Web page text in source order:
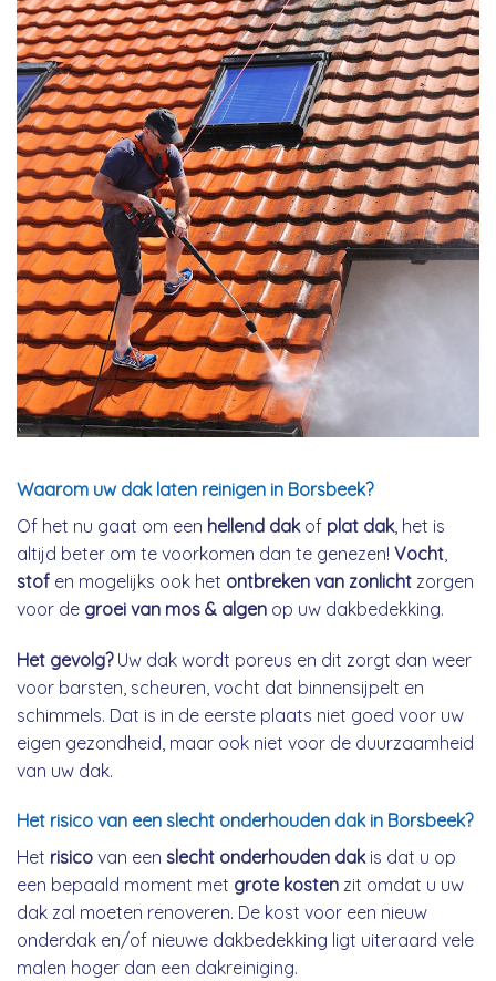
Waarom uw dak laten reinigen in Borsbeek?
Of het nu gaat om een hellend dakof plat dak, het is
altijd beter om te voorkomen dan te genezen! Vocht
stof en mogelijks ook het ontbreken van zonlicht zorgen
voor de groei van mos & algen op uw dakbedekking.
Het gevolg?Uw dak wordt poreus en dit zorgt dan weer
voor barsten, scheuren, vocht dat binnensijpelt en
schimmels. Dat is in de eerste plaats niet goed voor uw
eigen gezondheid, maar ook niet voor de duurzaamheid
van uw dak.
Het risico van een slecht onderhouden dak in Borsbeek?
Het risico van een slecht onderhouden dakis dat u op
een bepaald moment met grote kosten zit omdat u uw
dak zal moeten renoveren. De kost voor een nieuw
onderdak en/of nieuwe dakbedekking ligt uiteraard vele
malen hoger dan een dakreiniging.